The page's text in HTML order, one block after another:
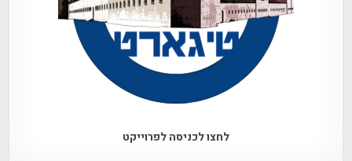
לחצו לכניסה לפרוייקט